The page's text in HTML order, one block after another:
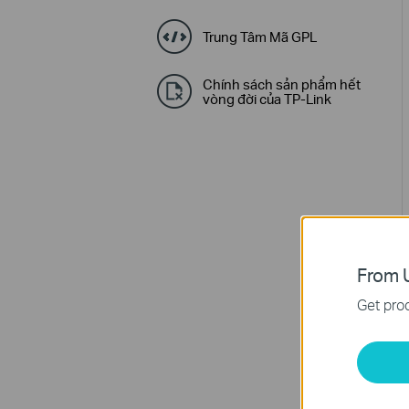
Trung Tâm Mã GPL
Chính sách sản phẩm hết
vòng đời của TP-Link
From
Get